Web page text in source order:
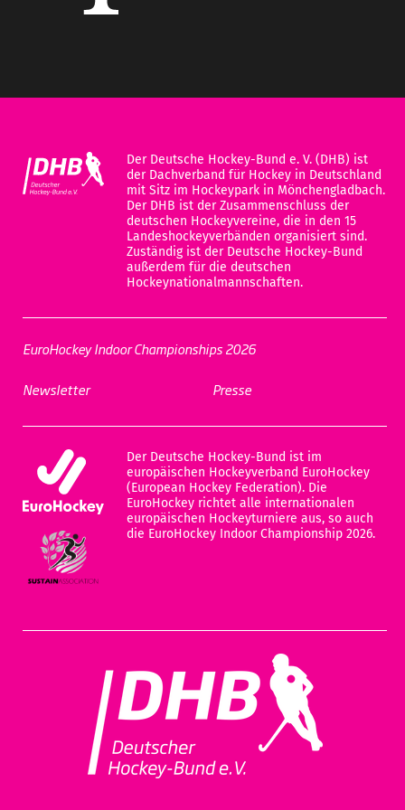
Der Deutsche Hockey-Bund e. V. (DHB) ist
der Dachverband für Hockey in Deutschland
mit Sitz im Hockeypark in Mönchengladbach.
Der DHB ist der Zusammenschluss der
deutschen Hockeyvereine, die in den 15
Landeshockeyverbänden organisiert sind.
Zuständig ist der Deutsche Hockey-Bund
außerdem für die deutschen
Hockeynationalmannschaften.
EuroHockey Indoor Championships 2026
Newsletter Presse
Der Deutsche Hockey-Bund ist im
europäischen Hockeyverband EuroHockey
(European Hockey Federation). Die
EuroHockey richtet alle internationalen
europäischen Hockeyturniere aus, so auch
die EuroHockey Indoor Championship 2026.